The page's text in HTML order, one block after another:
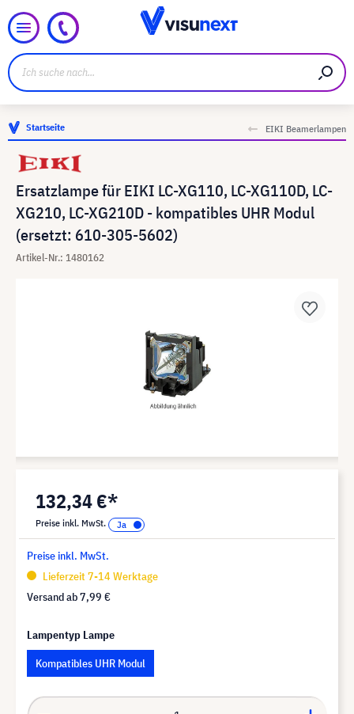
Startseite EIKI Beamerlampen
Ersatzlampe für EIKI LC-XG110, LC-XG110D, LC-
XG210, LC-XG210D - kompatibles UHR Modul
(ersetzt: 610-305-5602)
Artikel-Nr.: 1480162
132,34 €*
Preise inkl. MwSt.
Preise inkl. MwSt.
Lieferzeit 7-14 Werktage
Versand ab7,99 €
Lampentyp Lampe
Kompatibles UHR Modul